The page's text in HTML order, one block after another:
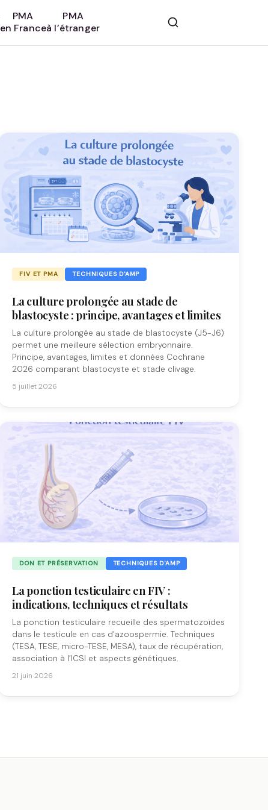
PMA
en France
PMA
à l’étranger
FIV ET PMA TECHNIQUES D'AMP
La culture prolongée au stade de
blastocyste : principe, avantages et limites
La culture prolongée au stade de blastocyste (J5-J6)
permet une meilleure sélection embryonnaire.
Principe, avantages, limites et données Cochrane
2026 comparant blastocyste et stade clivage.
5 juillet 2026
DON ET PRÉSERVATION TECHNIQUES D'AMP
La ponction testiculaire en FIV :
indications, techniques et résultats
La ponction testiculaire recueille des spermatozoïdes
dans le testicule en cas d’azoospermie. Techniques
(TESA, TESE, micro-TESE, MESA), taux de récupération,
association à l’ICSI et aspects génétiques.
21 juin 2026